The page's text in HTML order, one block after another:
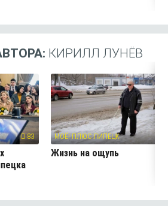
КИРИЛЛ ЛУНЁВ
83 МОЁ! ПЛЮС ЛИПЕЦК
Жизнь на ощупь